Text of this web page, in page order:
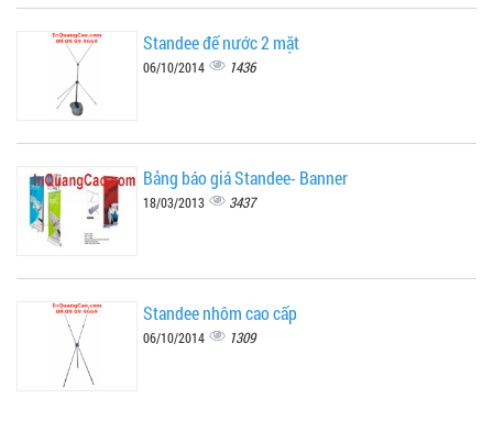
Standee đế nước 2 mặt
06/10/2014 1436
Bảng báo giá Standee- Banner
18/03/2013 3437
Standee nhôm cao cấp
06/10/2014 1309